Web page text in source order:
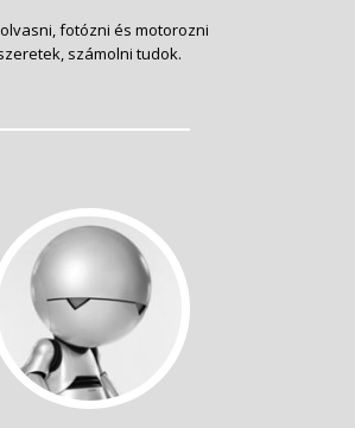
fotózni és motorozni
számolni tudok.